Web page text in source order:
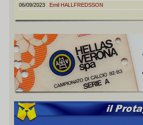
06/09/2023 Emil HALLFREDSSON